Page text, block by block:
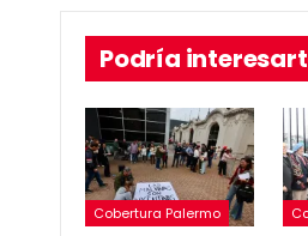
Podría
Cobertura Palermo